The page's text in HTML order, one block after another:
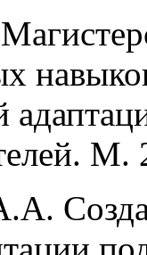
М.